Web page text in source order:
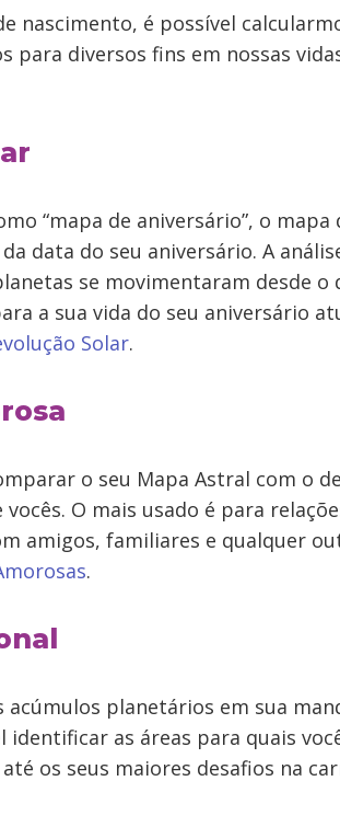
nascimento, é possível
para diversos fins em nossas
“mapa de aniversário”, o mapa
data do seu aniversário. A
se movimentaram desde o
a sua vida do seu aniversário
Solar.
o seu Mapa Astral com o
O mais usado é para
amigos, familiares e qualquer
.
acúmulos planetários em sua
identificar as áreas para quais
os seus maiores desafios na